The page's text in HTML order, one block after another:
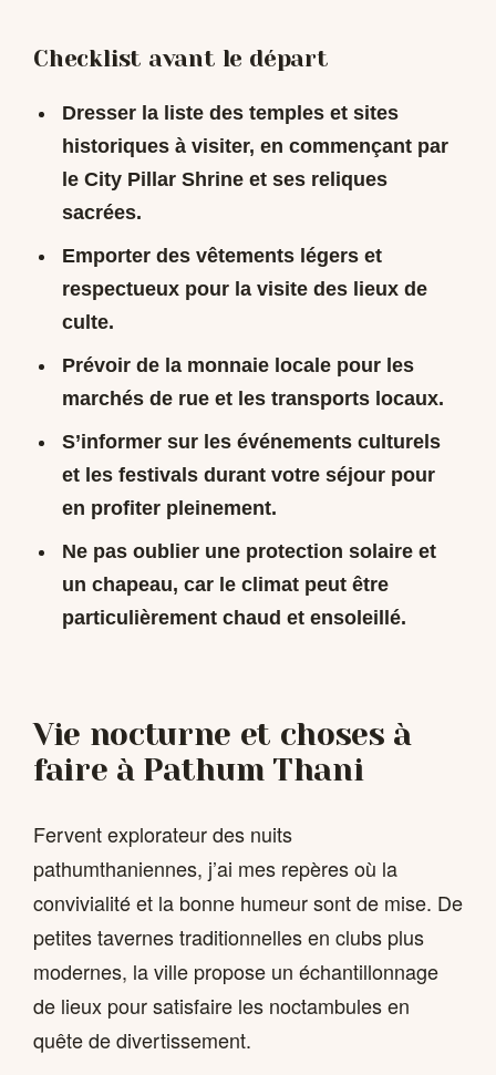
Checklist avant le départ
Dresser la liste des temples et sites
historiques à visiter, en commençant par
le City Pillar Shrine et ses reliques
sacrées.
Emporter des vêtements légers et
respectueux pour la visite des lieux de
culte.
Prévoir de la monnaie locale pour les
marchés de rue et les transports locaux.
S’informer sur les événements culturels
et les festivals durant votre séjour pour
en profiter pleinement.
Ne pas oublier une protection solaire et
un chapeau, car le climat peut être
particulièrement chaud et ensoleillé.
Vie nocturne et choses à
faire à Pathum Thani
Fervent explorateur des nuits
pathumthaniennes, j’ai mes repères où la
convivialité et la bonne humeur sont de mise. De
petites tavernes traditionnelles en clubs plus
modernes, la ville propose un échantillonnage
de lieux pour satisfaire les noctambules en
quête de divertissement.